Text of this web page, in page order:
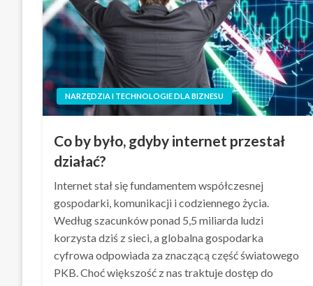
NARZĘDZIA I TECHNOLOGIE DLA BIZNESU
Co by było, gdyby internet przestał
działać?
Internet stał się fundamentem współczesnej
gospodarki, komunikacji i codziennego życia.
Według szacunków ponad 5,5 miliarda ludzi
korzysta dziś z sieci, a globalna gospodarka
cyfrowa odpowiada za znaczącą część światowego
PKB. Choć większość z nas traktuje dostęp do